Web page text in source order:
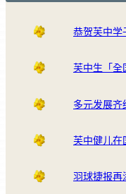
恭贺芙中学
芙中生「全
多元发展齐
芙中健儿在
羽球捷报再